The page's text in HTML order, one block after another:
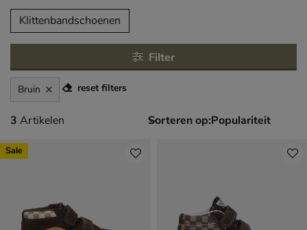
over
Klittenbandschoenen
Filter
Bruin reset filters
3 artikelen
3 Artikelen Sorteren op:
Sale